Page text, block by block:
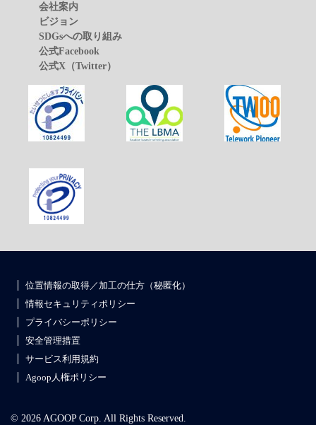
会社案内
ビジョン
SDGsへの取り組み
公式Facebook
公式X（Twitter）
位置情報の取得／加工の仕方（秘匿化）
情報セキュリティポリシー
プライバシーポリシー
安全管理措置
サービス利用規約
Agoop人権ポリシー
© 2026 AGOOP Corp. All Rights Reserved.